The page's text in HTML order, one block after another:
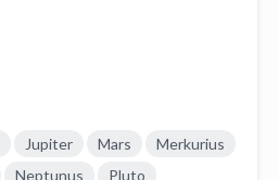
Jupiter Mars
Merkurius
Neptunus
Pluto